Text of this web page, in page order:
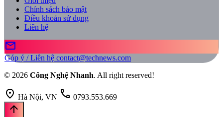
Chính sách bảo mật
Điều khoản sử dụng
Liên hệ
mail
Góp ý / Liên hệ contact@technews.com
© 2026 Công Nghệ Nhanh. All right reserved!
location_on Hà Nội, VN call 0793.553.669
arrow_upward